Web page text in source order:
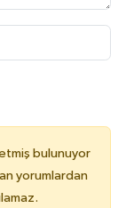
bulunuyor
yorumlardan